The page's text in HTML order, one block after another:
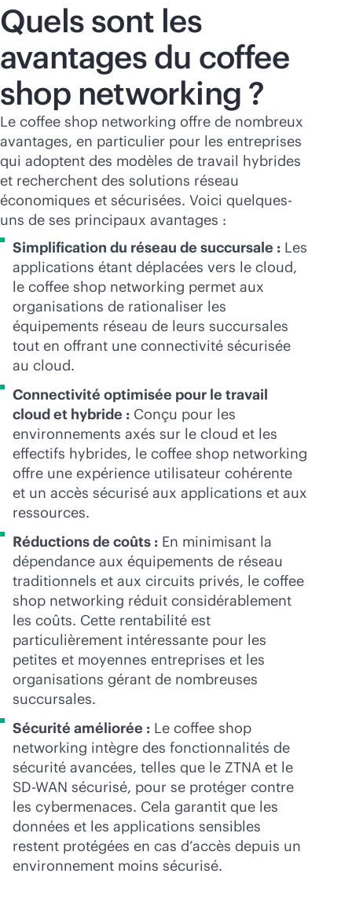
Quels sont les
avantages du coffee
shop networking ?
Le coffee shop networking offre de nombreux
avantages, en particulier pour les entreprises
qui adoptent des modèles de travail hybrides
et recherchent des solutions réseau
économiques et sécurisées. Voici quelques-
uns de ses principaux avantages :
Simplification du réseau de succursale : Les
applications étant déplacées vers le cloud,
le coffee shop networking permet aux
organisations de rationaliser les
équipements réseau de leurs succursales
tout en offrant une connectivité sécurisée
au cloud.
Connectivité optimisée pour le travail
cloud et hybride : Conçu pour les
environnements axés sur le cloud et les
effectifs hybrides, le coffee shop networking
offre une expérience utilisateur cohérente
et un accès sécurisé aux applications et aux
ressources.
Réductions de coûts : En minimisant la
dépendance aux équipements de réseau
traditionnels et aux circuits privés, le coffee
shop networking réduit considérablement
les coûts. Cette rentabilité est
particulièrement intéressante pour les
petites et moyennes entreprises et les
organisations gérant de nombreuses
succursales.
Sécurité améliorée : Le coffee shop
networking intègre des fonctionnalités de
sécurité avancées, telles que le ZTNA et le
SD-WAN sécurisé, pour se protéger contre
les cybermenaces. Cela garantit que les
données et les applications sensibles
restent protégées en cas d’accès depuis un
environnement moins sécurisé.